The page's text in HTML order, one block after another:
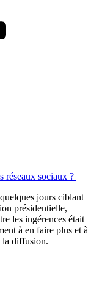
réseaux sociaux ?
jours ciblant
présidentielle,
les ingérences était
à en faire plus et à
la diffusion.